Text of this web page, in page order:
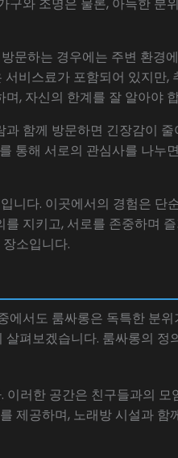
구와 조명은 물론, 아늑한 분
문하는 경우에는 주변 환경
비스료가 포함되어 있지만,
, 자신의 한계를 잘 알아야
함께 방문하면 긴장감이 줄
통해 서로의 관심사를 나누
니다. 이곳에서의 경험은 단
지키고, 서로를 존중하며
소입니다.
에서도 룸싸롱은 독특한 분
펴보겠습니다. 룸싸롱의 정
러한 공간은 친구들과의 모
제공하며, 노래방 시설과 함